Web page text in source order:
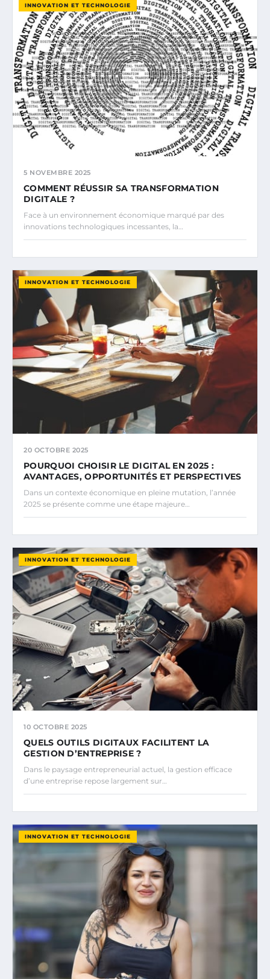
INNOVATION ET TECHNOLOGIE
5 NOVEMBRE 2025
COMMENT RÉUSSIR SA TRANSFORMATION
DIGITALE ?
Face à un environnement économique marqué par des
innovations technologiques incessantes, la…
INNOVATION ET TECHNOLOGIE
20 OCTOBRE 2025
POURQUOI CHOISIR LE DIGITAL EN 2025 :
AVANTAGES, OPPORTUNITÉS ET PERSPECTIVES
Dans un contexte économique en pleine mutation, l’année
2025 se présente comme une étape majeure…
INNOVATION ET TECHNOLOGIE
10 OCTOBRE 2025
QUELS OUTILS DIGITAUX FACILITENT LA
GESTION D’ENTREPRISE ?
Dans le paysage entrepreneurial actuel, la gestion efficace
d’une entreprise repose largement sur…
INNOVATION ET TECHNOLOGIE